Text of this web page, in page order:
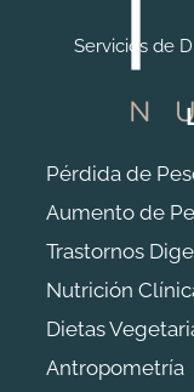
Servicios de
Pérdida de
Aumento de
Trastornos
Nutrición
Dietas
Antropometría